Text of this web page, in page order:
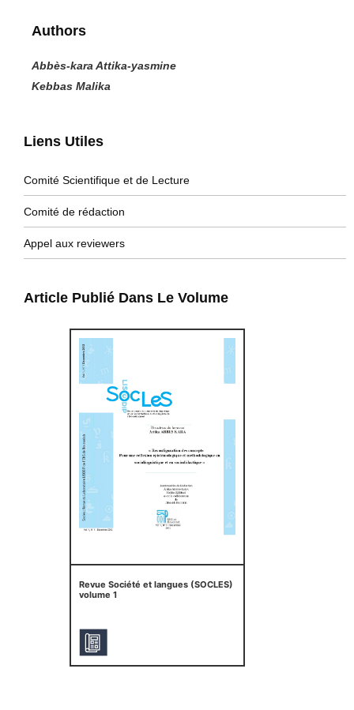
Liens Utiles
Comité Scientifique et de Lecture
Comité de rédaction
Appel aux reviewers
Article Publié Dans Le Volume
Revue Société et langues (SOCLES)
volume 1
Authors
Abbès-kara Attika-yasmine
Kebbas Malika